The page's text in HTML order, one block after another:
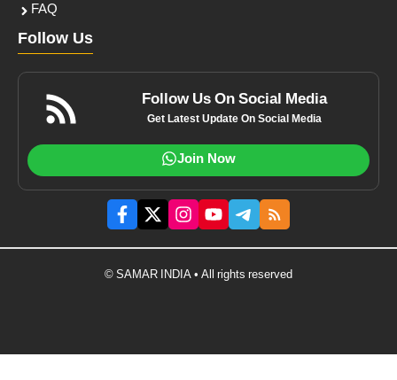
FAQ
Follow Us
Follow Us On Social Media
Get Latest Update On Social Media
Join Now
© SAMAR INDIA • All rights reserved